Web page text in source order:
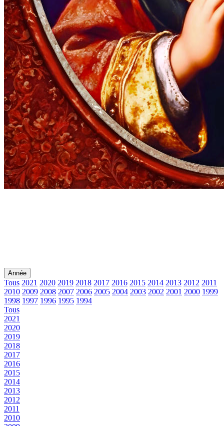
Année
Tous 2021 2020 2019 2018 2017 2016 2015 2014 2013 2012 2011
2010 2009 2008 2007 2006 2005 2004 2003 2002 2001 2000 1999
1998 1997 1996 1995 1994
Tous
2021
2020
2019
2018
2017
2016
2015
2014
2013
2012
2011
2010